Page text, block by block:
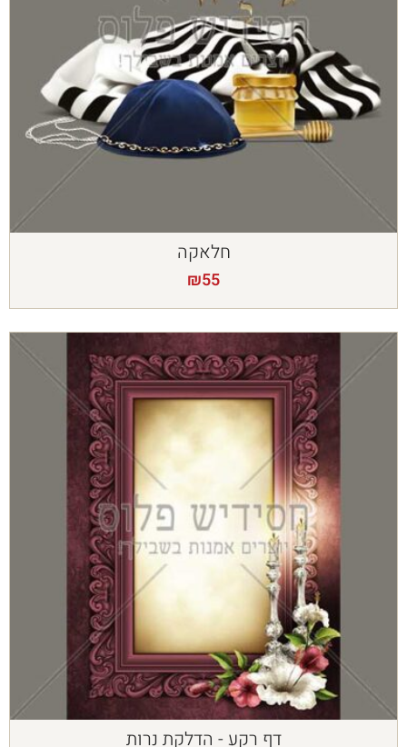
חלאקה
₪55
דף רקע - הדלקת נרות